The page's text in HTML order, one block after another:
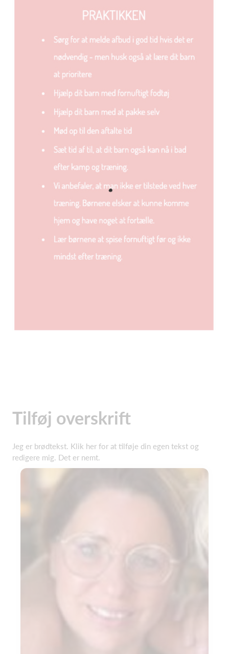
Tilføj overskrift
Jeg er brødtekst. Klik her for at tilføje din egen tekst og
redigere mig. Det er nemt.